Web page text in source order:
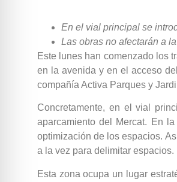
En el vial principal se
Las obras no afectarán a
Este lunes han comenzado los
en la avenida y en el acceso
compañía Activa Parques y
Concretamente, en el vial
aparcamiento del Mercat. En
optimización de los espacios.
a la vez para delimitar
Esta zona ocupa un lugar